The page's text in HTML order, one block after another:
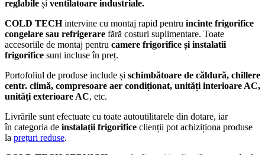
reglabile și ventilatoare industriale.
COLD TECHintervine cu montaj rapid pentru incinte frigorifice
congelare sau refrigerare fără costuri suplimentare. Toate
accesoriile de montaj pentru camere frigorifice și instalatii
frigorifice sunt incluse în preț.
Portofoliul de produse include și schimbătoare de căldură, chillere
centr. climă, compresoare aer condiționat, unități interioare AC,
unități exterioare AC, etc.
Livrările sunt efectuate cu toate autoutilitarele din dotare, iar
în categoria de instalații frigorifice clienții pot achiziționa produse
la prețuri reduse.